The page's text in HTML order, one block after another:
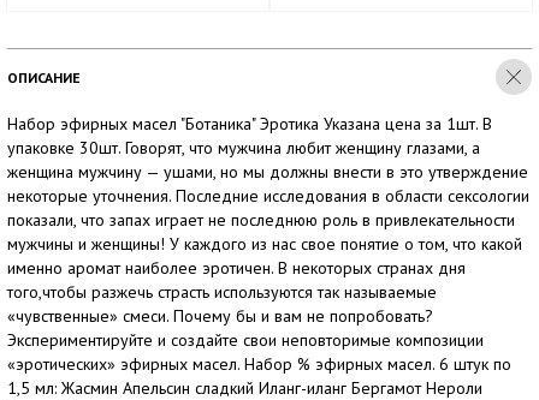
ОПИСАНИЕ
Набор эфирных масел "Ботаника" Эротика Указана цена за 1шт. В
упаковке 30шт. Говорят, что мужчина любит женщину глазами, а
женщина мужчину — ушами, но мы должны внести в это утверждение
некоторые уточнения. Последние исследования в области сексологии
показали, что запах играет не последнюю роль в привлекательности
мужчины и женщины! У каждого из нас свое понятие о том, что какой
именно аромат наиболее эротичен. В некоторых странах дня
того,чтобы разжечь страсть используются так называемые
«чувственные» смеси. Почему бы и вам не попробовать?
Экспериментируйте и создайте свои неповторимые композиции
«эротических» эфирных масел. Набор % эфирных масел. 6 штук по
1,5 мл: Жасмин Апельсин сладкий Иланг-иланг Бергамот Нероли